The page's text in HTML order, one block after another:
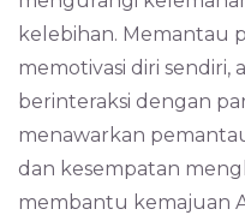
kelebihan. Memantau
memotivasi diri sendiri,
berinteraksi dengan
menawarkan
dan kesempatan
membantu kemajuan